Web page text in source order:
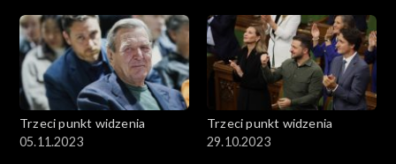
Trzeci punkt widzenia
05.11.2023
Trzeci punkt widzenia
29.10.2023